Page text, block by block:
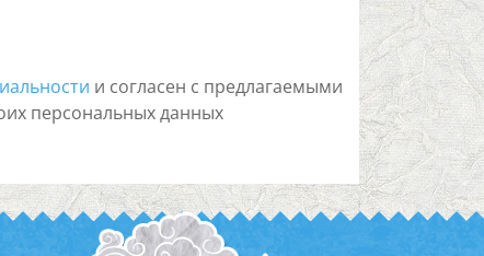
и согласен с предлагаемыми
персональных данных